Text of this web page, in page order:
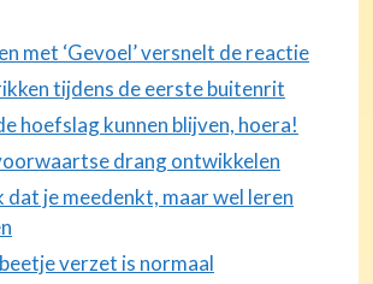
met ‘Gevoel’ versnelt de reactie
tijdens de eerste buitenrit
hoefslag kunnen blijven, hoera!
drang ontwikkelen
dat je meedenkt, maar wel leren
verzet is normaal